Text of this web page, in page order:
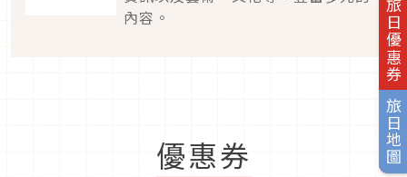
旅日優惠券
旅日地圖
內容。
優惠券